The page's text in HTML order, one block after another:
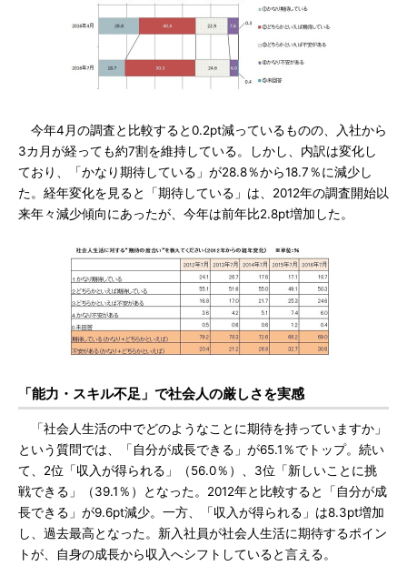
今年4月の調査と比較すると0.2pt減っているものの、入社から
3カ月が経っても約7割を維持している。しかし、内訳は変化し
ており、「かなり期待している」が28.8％から18.7％に減少し
た。経年変化を見ると「期待している」は、2012年の調査開始以
来年々減少傾向にあったが、今年は前年比2.8pt増加した。
「能力・スキル不足」で社会人の厳しさを実感
「社会人生活の中でどのようなことに期待を持っていますか」
という質問では、「自分が成長できる」が65.1％でトップ。続い
て、2位「収入が得られる」（56.0％）、3位「新しいことに挑
戦できる」（39.1％）となった。2012年と比較すると「自分が成
長できる」が9.6pt減少。一方、「収入が得られる」は8.3pt増加
し、過去最高となった。新入社員が社会人生活に期待するポイン
トが、自身の成長から収入へシフトしていると言える。